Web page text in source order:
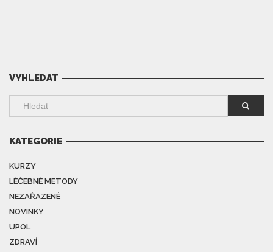
VYHLEDAT
KATEGORIE
KURZY
LÉČEBNÉ METODY
NEZAŘAZENÉ
NOVINKY
UPOL
ZDRAVÍ